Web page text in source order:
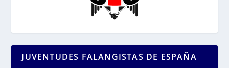
JUVENTUDES FALANGISTAS DE ESPAÑA